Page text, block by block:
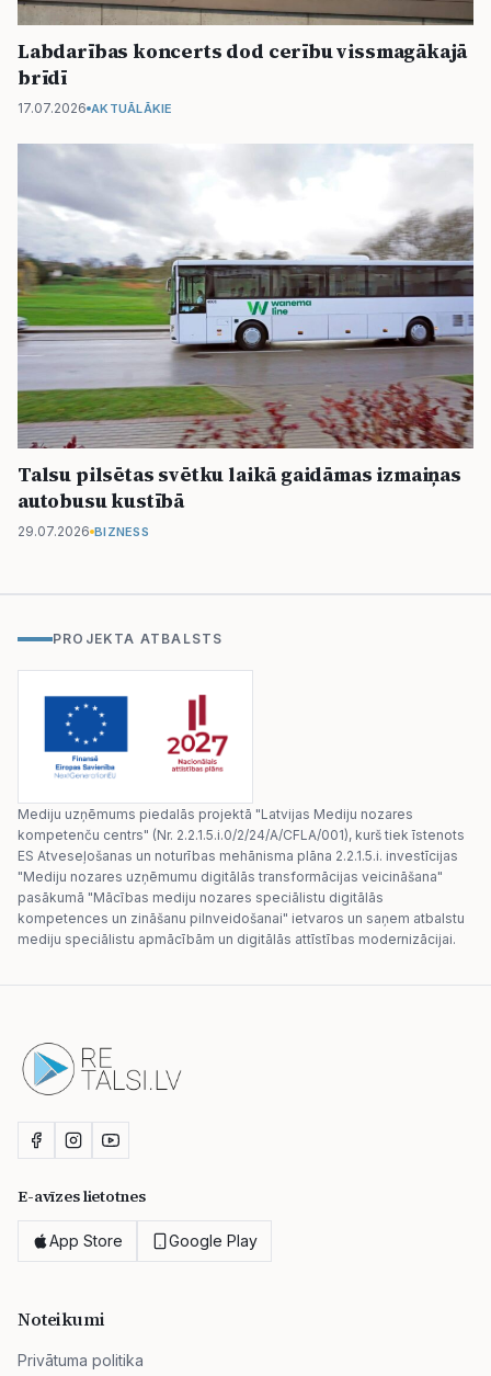
Labdarības koncerts dod cerību vissmagākajā
brīdī
17.07.2026 AKTUĀLĀKIE
Talsu pilsētas svētku laikā gaidāmas izmaiņas
autobusu kustībā
29.07.2026 BIZNESS
PROJEKTA ATBALSTS
Mediju uzņēmums piedalās projektā "Latvijas Mediju nozares
kompetenču centrs" (Nr. 2.2.1.5.i.0/2/24/A/CFLA/001), kurš tiek īstenots
ES Atveseļošanas un noturības mehānisma plāna 2.2.1.5.i. investīcijas
"Mediju nozares uzņēmumu digitālās transformācijas veicināšana"
pasākumā "Mācības mediju nozares speciālistu digitālās
kompetences un zināšanu pilnveidošanai" ietvaros un saņem atbalstu
mediju speciālistu apmācībām un digitālās attīstības modernizācijai.
E-avīzes lietotnes
App Store Google Play
Noteikumi
Privātuma politika